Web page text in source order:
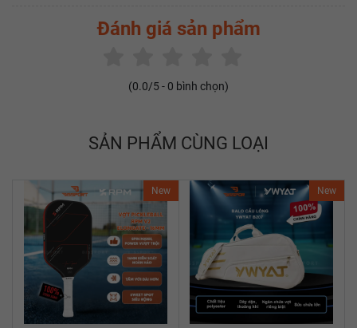
Đánh giá sản phẩm
(0.0/5 - 0 bình chọn)
SẢN PHẨM CÙNG LOẠI
New New